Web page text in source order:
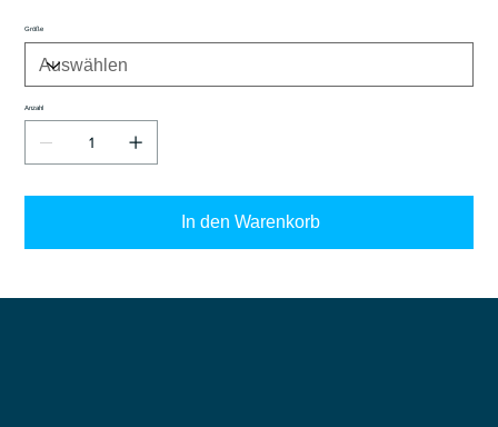
Größe
Anzahl
In den Warenkorb